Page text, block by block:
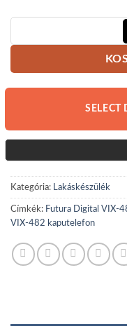
SELECT
Kategória: Lakáskészülék
Címkék: Futura Digital VIX-
VIX-482 kaputelefon